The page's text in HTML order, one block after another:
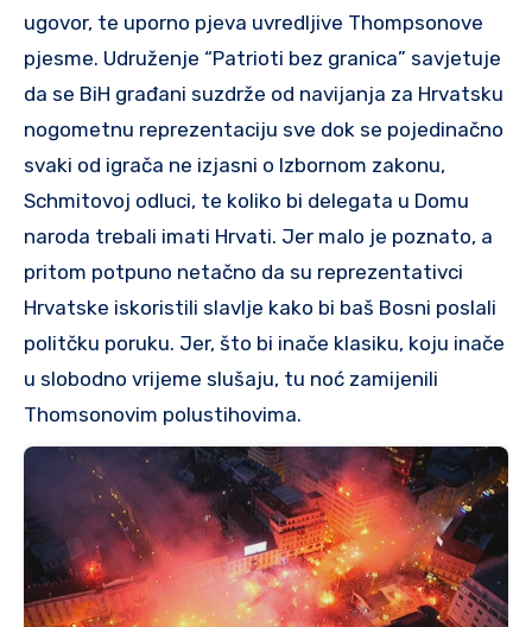
ugovor, te uporno pjeva uvredljive Thompsonove
pjesme. Udruženje “Patrioti bez granica” savjetuje
da se BiH građani suzdrže od navijanja za Hrvatsku
nogometnu reprezentaciju sve dok se pojedinačno
svaki od igrača ne izjasni o Izbornom zakonu,
Schmitovoj odluci, te koliko bi delegata u Domu
naroda trebali imati Hrvati. Jer malo je poznato, a
pritom potpuno netačno da su reprezentativci
Hrvatske iskoristili slavlje kako bi baš Bosni poslali
politčku poruku. Jer, što bi inače klasiku, koju inače
u slobodno vrijeme slušaju, tu noć zamijenili
Thomsonovim polustihovima.